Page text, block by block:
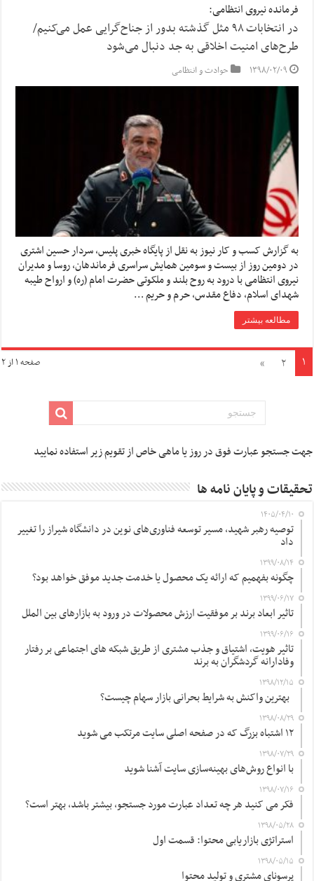
فرمانده نیروی انتظامی:
در انتخابات ۹۸ مثل گذشته بدور از جناح‌گرایی عمل می‌کنیم/
طرح‌های امنیت اخلاقی به جد دنبال می‌شود
۱۳۹۸/۰۲/۰۹ حوادث و انتظامی
به گزارش کسب و کار نیوز به نقل از پایگاه خبری پلیس، سردار حسین اشتری
در دومین روز از بیست و سومین همایش سراسری فرماندهان، روسا و مدیران
نیروی انتظامی با درود به روح بلند و ملکوتی حضرت امام (ره) و ارواح طیبه
شهدای اسلام، دفاع مقدس، حرم و حریم …
مطالعه بیشتر
صفحه ۱ از ۲ ۱ ۲ »
جهت جستجو عبارت فوق در روز یا ماهی خاص از تقویم زیر استفاده نمایید
تحقیقات و پایان نامه ها
۱۴۰۵/۰۴/۱۰
توصیه رهبر شهید، مسیر توسعه فناوری‌های نوین در دانشگاه شیراز را تغییر
داد
۱۳۹۹/۰۸/۱۴
چگونه بفهمیم که ارائه یک محصول یا خدمت جدید موفق خواهد بود؟
۱۳۹۹/۰۶/۱۷
تاثیر ابعاد برند بر موفقیت ارزش محصولات در ورود به بازارهای بین الملل
۱۳۹۹/۰۶/۱۶
تاثیر هویت، اشتیاق و جذب مشتری از طریق شبکه های اجتماعی بر رفتار
وفادارانه گردشگران به برند
۱۳۹۸/۱۲/۱۵
بهترین واکنش به شرایط بحرانی بازار سهام چیست؟
۱۳۹۸/۰۸/۲۹
۱۲ اشتباه بزرگ که در صفحه اصلی سایت مرتکب می شوید
۱۳۹۸/۰۷/۲۹
با انواع روش‌های بهینه‌سازی سایت آشنا شوید
۱۳۹۸/۰۷/۱۶
فکر می کنید هر چه تعداد عبارت مورد جستجو، بیشتر باشد، بهتر است؟
۱۳۹۸/۰۵/۲۸
استراتژی بازاریابی محتوا: قسمت اول
۱۳۹۸/۰۵/۱۵
پرسونای مشتری و تولید محتوا